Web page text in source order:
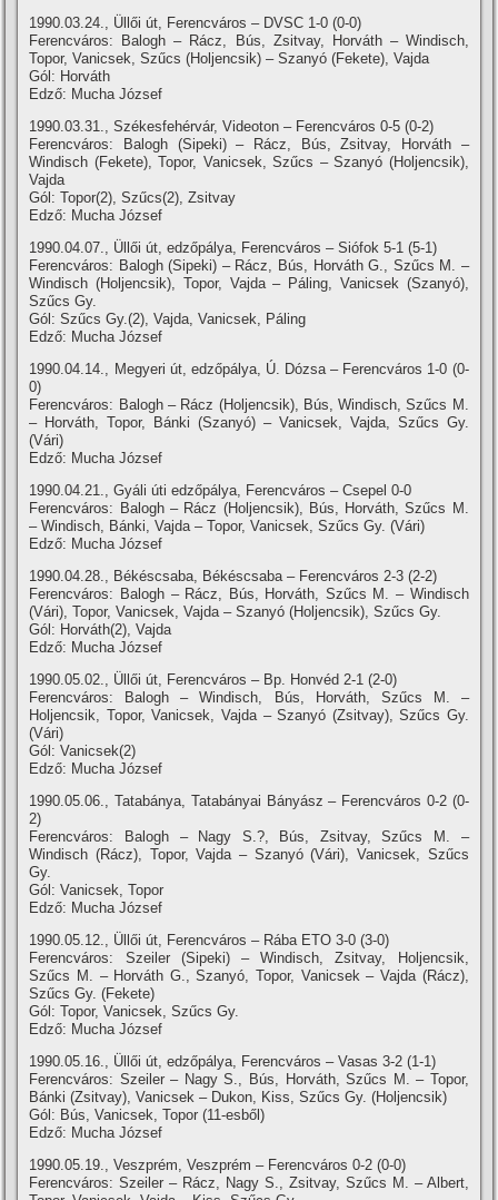
1990.03.24., Üllői út, Ferencváros – DVSC 1-0 (0-0)
Ferencváros: Balogh – Rácz, Bús, Zsitvay, Horváth – Windisch,
Topor, Vanicsek, Szűcs (Holjencsik) – Szanyó (Fekete), Vajda
Gól: Horváth
Edző: Mucha József
1990.03.31., Székesfehérvár, Videoton – Ferencváros 0-5 (0-2)
Ferencváros: Balogh (Sipeki) – Rácz, Bús, Zsitvay, Horváth –
Windisch (Fekete), Topor, Vanicsek, Szűcs – Szanyó (Holjencsik),
Vajda
Gól: Topor(2), Szűcs(2), Zsitvay
Edző: Mucha József
1990.04.07., Üllői út, edzőpálya, Ferencváros – Siófok 5-1 (5-1)
Ferencváros: Balogh (Sipeki) – Rácz, Bús, Horváth G., Szűcs M. –
Windisch (Holjencsik), Topor, Vajda – Páling, Vanicsek (Szanyó),
Szűcs Gy.
Gól: Szűcs Gy.(2), Vajda, Vanicsek, Páling
Edző: Mucha József
1990.04.14., Megyeri út, edzőpálya, Ú. Dózsa – Ferencváros 1-0 (0-
0)
Ferencváros: Balogh – Rácz (Holjencsik), Bús, Windisch, Szűcs M.
– Horváth, Topor, Bánki (Szanyó) – Vanicsek, Vajda, Szűcs Gy.
(Vári)
Edző: Mucha József
1990.04.21., Gyáli úti edzőpálya, Ferencváros – Csepel 0-0
Ferencváros: Balogh – Rácz (Holjencsik), Bús, Horváth, Szűcs M.
– Windisch, Bánki, Vajda – Topor, Vanicsek, Szűcs Gy. (Vári)
Edző: Mucha József
1990.04.28., Békéscsaba, Békéscsaba – Ferencváros 2-3 (2-2)
Ferencváros: Balogh – Rácz, Bús, Horváth, Szűcs M. – Windisch
(Vári), Topor, Vanicsek, Vajda – Szanyó (Holjencsik), Szűcs Gy.
Gól: Horváth(2), Vajda
Edző: Mucha József
1990.05.02., Üllői út, Ferencváros – Bp. Honvéd 2-1 (2-0)
Ferencváros: Balogh – Windisch, Bús, Horváth, Szűcs M. –
Holjencsik, Topor, Vanicsek, Vajda – Szanyó (Zsitvay), Szűcs Gy.
(Vári)
Gól: Vanicsek(2)
Edző: Mucha József
1990.05.06., Tatabánya, Tatabányai Bányász – Ferencváros 0-2 (0-
2)
Ferencváros: Balogh – Nagy S.?, Bús, Zsitvay, Szűcs M. –
Windisch (Rácz), Topor, Vajda – Szanyó (Vári), Vanicsek, Szűcs
Gy.
Gól: Vanicsek, Topor
Edző: Mucha József
1990.05.12., Üllői út, Ferencváros – Rába ETO 3-0 (3-0)
Ferencváros: Szeiler (Sipeki) – Windisch, Zsitvay, Holjencsik,
Szűcs M. – Horváth G., Szanyó, Topor, Vanicsek – Vajda (Rácz),
Szűcs Gy. (Fekete)
Gól: Topor, Vanicsek, Szűcs Gy.
Edző: Mucha József
1990.05.16., Üllői út, edzőpálya, Ferencváros – Vasas 3-2 (1-1)
Ferencváros: Szeiler – Nagy S., Bús, Horváth, Szűcs M. – Topor,
Bánki (Zsitvay), Vanicsek – Dukon, Kiss, Szűcs Gy. (Holjencsik)
Gól: Bús, Vanicsek, Topor (11-esből)
Edző: Mucha József
1990.05.19., Veszprém, Veszprém – Ferencváros 0-2 (0-0)
Ferencváros: Szeiler – Rácz, Nagy S., Zsitvay, Szűcs M. – Albert,